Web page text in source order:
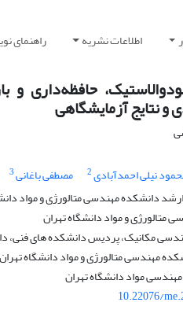
اطلاعات نشریه راهنمای
حافظه‌داری و
نتایج آزمایشگاهی
نیلی احمدآبادی2 مصطفی باغانی3
دانشکده مهندسی متالورژی و مواد
متالورژی و مواد دانشگاه تهران
مکانیک، پردیس دانشکده های فنی،
مهندسی متالورژی و مواد دانشگاه تهران
مواد دانشگاه تهران
10.22076/